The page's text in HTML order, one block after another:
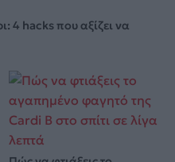
4 hacks που αξίζει να